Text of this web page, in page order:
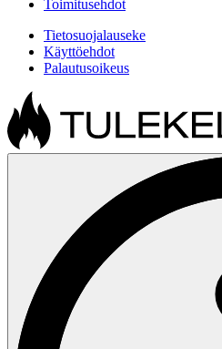
Toimitusehdot
Tietosuojalauseke
Käyttöehdot
Palautusoikeus